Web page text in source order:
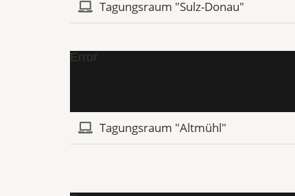
Tagungsraum "Sulz-Donau"
Error
Tagungsraum "Altmühl"